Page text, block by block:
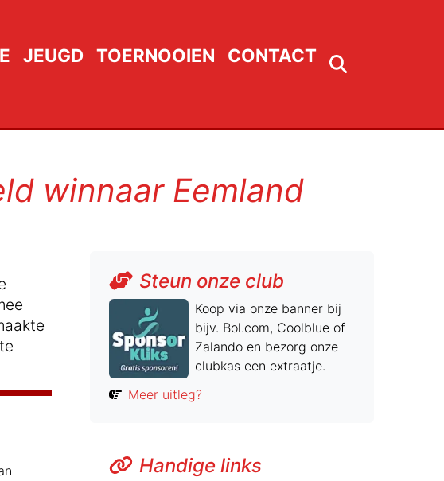
JEUGD TOERNOOIEN CONTACT
winnaar Eemland
Steun onze club
Koop via onze banner bij
bijv. Bol.com, Coolblue of
Zalando en bezorg onze
clubkas een extraatje.
Meer uitleg?
Handige links